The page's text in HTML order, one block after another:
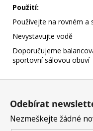
Použití:
Používejte na rovném a
Nevystavujte vodě
Doporučujeme
sportovní sálovou obuví
Z
Odebírat
Nezmeškejte žádné